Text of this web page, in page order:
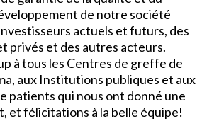
de notre société
actuels et futurs, des
privés et des autres acteurs.
à tous les Centres de greffe de
aux Institutions publiques et aux
patients qui nous ont donné une
et félicitations à la belle équipe!